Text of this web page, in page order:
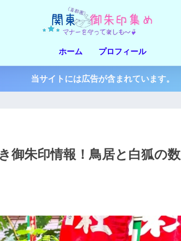
ホーム プロフィール
当サイトには広告が含まれています。
御朱印情報！鳥居と白狐の数